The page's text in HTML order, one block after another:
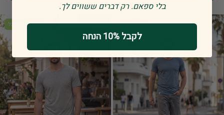
מלאי מוגבל מלאי מוגבל
.בלי ספאם. רק דברים ששווים לך
לקבל 10% הנחה